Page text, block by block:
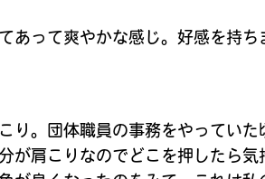
あって爽やかな感じ。好感を持ち
り。団体職員の事務をやってい
が肩こりなのでどこを押したら気